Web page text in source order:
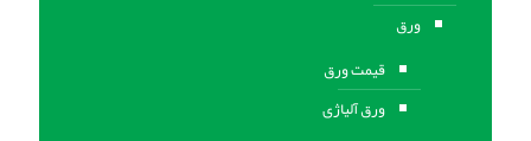
ورق
قیمت ورق
ورق آلیاژی